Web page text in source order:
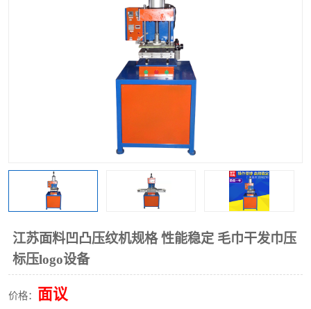
江苏面料凹凸压纹机规格 性能稳定 毛巾干发巾压
标压logo设备
价格： 面议
海绵产品成型机